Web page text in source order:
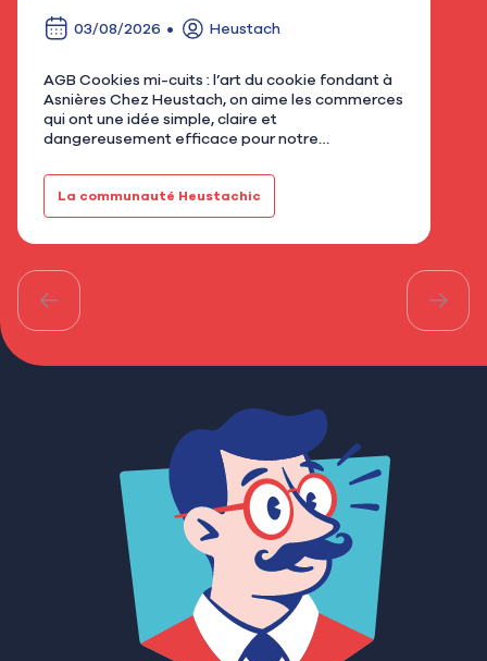
03/08/2026 Heustach
AGB Cookies mi-cuits : l’art du cookie fondant à
Asnières Chez Heustach, on aime les commerces
qui ont une idée simple, claire et
dangereusement efficace pour notre
installé au 21 rue de Bretagne à As…
La communauté Heustachic